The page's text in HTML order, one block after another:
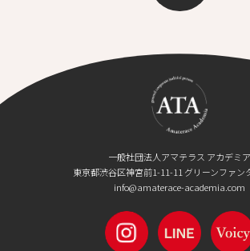
一般社団法人アマテラス アカデミア
東京都渋谷区神宮前1-11-11 グリーンファン
info@amaterace-academia.com